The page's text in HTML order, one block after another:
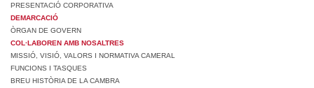
PRESENTACIÓ CORPORATIVA
DEMARCACIÓ
ÒRGAN DE GOVERN
COL·LABOREN AMB NOSALTRES
MISSIÓ, VISIÓ, VALORS I NORMATIVA CAMERAL
FUNCIONS I TASQUES
BREU HISTÒRIA DE LA CAMBRA